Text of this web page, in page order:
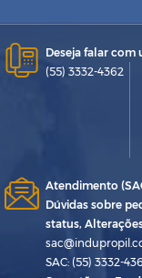
Deseja falar com
(55) 3332-4362
Atendimento
Dúvidas sobre
status,
SAC: (55) 3332-